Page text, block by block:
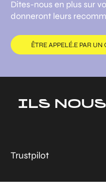
Dites-nous en plus sur
donneront leurs
ÊTRE APPELÉ.E PAR UN
ILS
Trustpilot